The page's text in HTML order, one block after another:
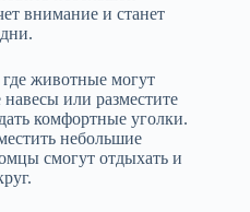
внимание и станет
животные могут
или разместите
комфортные уголки.
небольшие
смогут отдыхать и